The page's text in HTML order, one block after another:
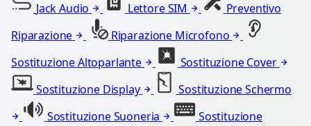
Jack Audio
Lettore SIM
Preventivo
Riparazione
Riparazione Microfono
Sostituzione Altoparlante
Sostituzione Cover
Sostituzione Display
Sostituzione Schermo
Sostituzione Suoneria
Sostituzione